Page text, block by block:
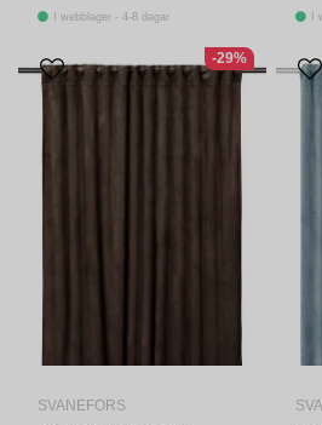
I webblager - 4-8 dagar I
SVANEFORS
-29%